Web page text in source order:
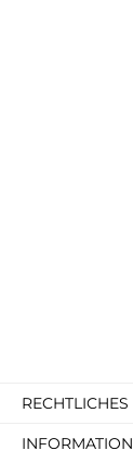
RECHTLICHES
INFORMATION